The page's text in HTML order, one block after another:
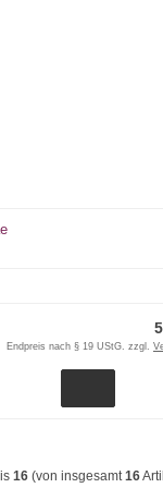
Endpreis nach § 19 UStG. zzgl.
16 (von insgesamt16